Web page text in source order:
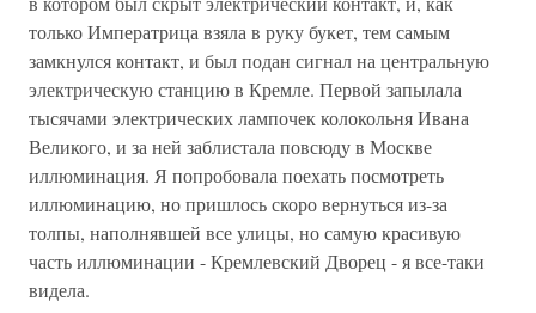
только Императрица взяла в руку букет, тем самым
замкнулся контакт, и был подан сигнал на центральную
электрическую станцию в Кремле. Первой запылала
тысячами электрических лампочек колокольня Ивана
Великого, и за ней заблистала повсюду в Москве
иллюминация. Я попробовала поехать посмотреть
иллюминацию, но пришлось скоро вернуться из-за
толпы, наполнявшей все улицы, но самую красивую
часть иллюминации - Кремлевский Дворец - я все-таки
видела.